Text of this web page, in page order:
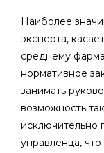
Наиболее
эксперта,
среднему
нормативное
занимать
возможность
исключительно
управленца,